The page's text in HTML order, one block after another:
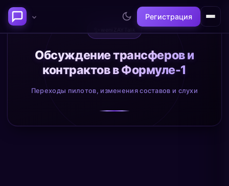
Регистрация
Последние темы
Философия сознания:
где граница между "я" и
Нейронаука и
реальность
Обсуждение трансферов и
контрактов в Формуле-1
Переходы пилотов, изменения составов и слухи